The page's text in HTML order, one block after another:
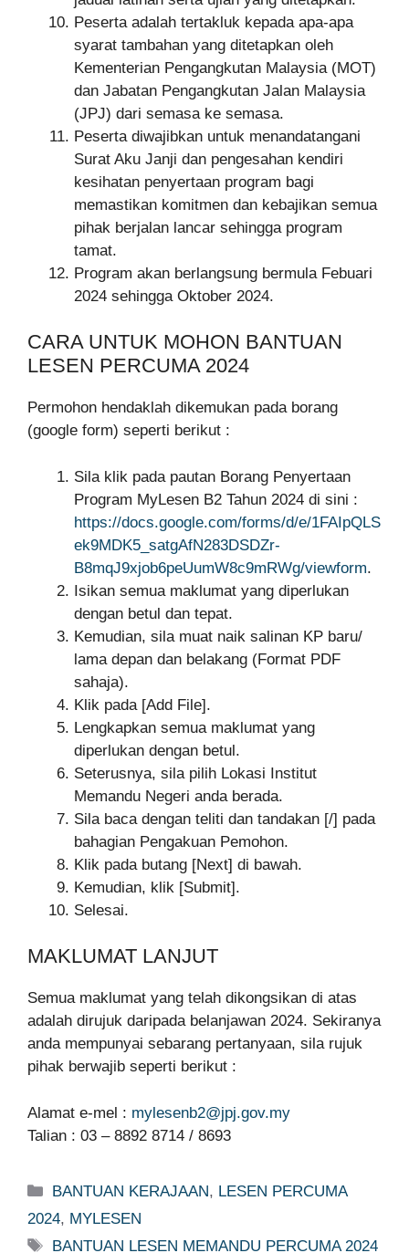
Peserta adalah tertakluk kepada apa-apa
syarat tambahan yang ditetapkan oleh
Kementerian Pengangkutan Malaysia (MOT)
dan Jabatan Pengangkutan Jalan Malaysia
(JPJ) dari semasa ke semasa.
Peserta diwajibkan untuk menandatangani
Surat Aku Janji dan pengesahan kendiri
kesihatan penyertaan program bagi
memastikan komitmen dan kebajikan semua
pihak berjalan lancar sehingga program
tamat.
Program akan berlangsung bermula Febuari
2024 sehingga Oktober 2024.
CARA UNTUK MOHON BANTUAN
LESEN PERCUMA 2024
Permohon hendaklah dikemukan pada borang
(google form) seperti berikut :
Sila klik pada pautan Borang Penyertaan
Program MyLesen B2 Tahun 2024 di sini :
https://docs.google.com/forms/d/e/1FAIpQLS
ek9MDK5_satgAfN283DSDZr-
B8mqJ9xjob6peUumW8c9mRWg/viewform.
Isikan semua maklumat yang diperlukan
dengan betul dan tepat.
Kemudian, sila muat naik salinan KP baru/
lama depan dan belakang (Format PDF
sahaja).
Klik pada [Add File].
Lengkapkan semua maklumat yang
diperlukan dengan betul.
Seterusnya, sila pilih Lokasi Institut
Memandu Negeri anda berada.
Sila baca dengan teliti dan tandakan [/] pada
bahagian Pengakuan Pemohon.
Klik pada butang [Next] di bawah.
Kemudian, klik [Submit].
Selesai.
MAKLUMAT LANJUT
Semua maklumat yang telah dikongsikan di atas
adalah dirujuk daripada belanjawan 2024. Sekiranya
anda mempunyai sebarang pertanyaan, sila rujuk
pihak berwajib seperti berikut :
Alamat e-mel : mylesenb2@jpj.gov.my
Talian : 03 – 8892 8714 / 8693
Categories
BANTUAN KERAJAAN, LESEN PERCUMA
2024, MYLESEN
Tags
BANTUAN LESEN MEMANDU PERCUMA 2024